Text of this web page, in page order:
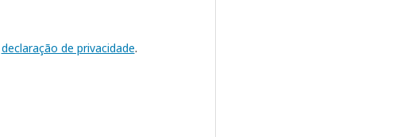
declaração de privacidade.